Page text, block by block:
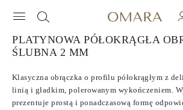
PLATYNOWA PÓŁOKRĄGŁA
ŚLUBNA 2 MM
Klasyczna obrączka o profilu półokrągłym z
linią i gładkim, polerowanym wykończeniem.
prezentuje prostą i ponadczasową formę